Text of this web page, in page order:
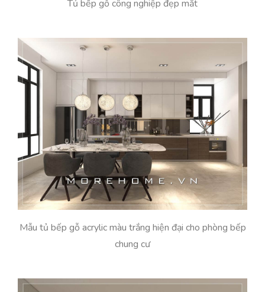
Tủ bếp gỗ công nghiệp đẹp mắt
Mẫu tủ bếp gỗ acrylic màu trắng hiện đại cho phòng bếp
chung cư